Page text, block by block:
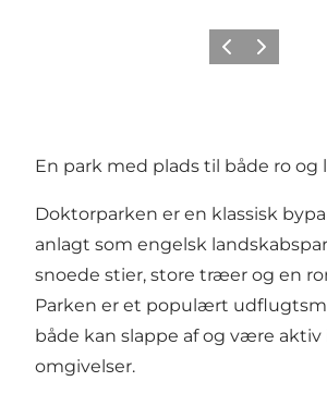
ForrigeNæste
En park med plads til både ro og
Doktorparken er en klassisk
anlagt som engelsk
snoede stier, store træer og en
Parken er et populært
både kan slappe af og være aktiv
omgivelser.